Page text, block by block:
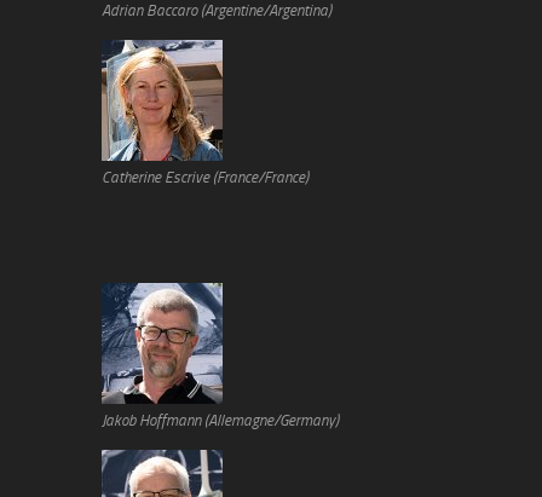
Adrian Baccaro (Argentine/Argentina)
Catherine Escrive (France/France)
Jakob Hoffmann (Allemagne/Germany)